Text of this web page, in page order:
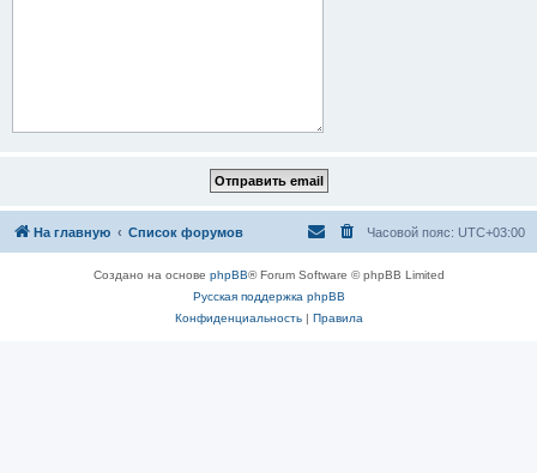
На главную Список форумов Часовой пояс: UTC+03:00
Создано на основе phpBB® Forum Software © phpBB Limited
Русская поддержка phpBB
Конфиденциальность| Правила